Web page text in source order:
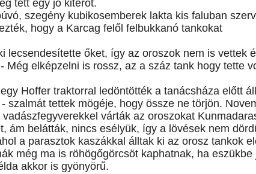
tett egy jó kitérőt.
szegény kubikosemberek lakta kis faluban
hogy a Karcag felől felbukkanó tankokat
lecsendesítette őket, így az oroszok nem is vettek
Még elképzelni is rossz, az a száz tank hogy tette
Hoffer traktorral ledöntötték a tanácsháza előtt
szalmát tettek mögéje, hogy össze ne törjön.
várták az oroszokat
ám belátták, nincs esélyük, így a lövések nem
a parasztok kaszákkal álltak ki az orosz tankok
még ma is röhögőgörcsöt kaphatnak, ha eszükbe
akkor is gyönyörű.